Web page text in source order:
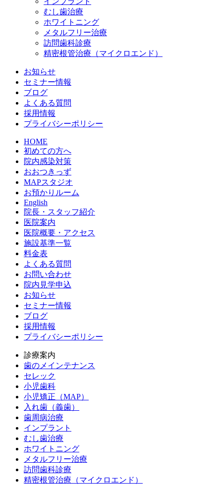
むし歯治療
ホワイトニング
メタルフリー治療
訪問歯科診療
精密根管治療（マイクロエンド）
お知らせ
セミナー情報
ブログ
よくある質問
採用情報
プライバシーポリシー
HOME
初めての方へ
院内感染対策
おおつきっず
MAPスタジオ
お預かりルーム
English
院長・スタッフ紹介
医院案内
医院概要・アクセス
施設基準一覧
料金表
よくある質問
お問い合わせ
院内見学申込
お知らせ
セミナー情報
ブログ
採用情報
プライバシーポリシー
診療案内
歯のメインテナンス
セレック
小児歯科
小児矯正（MAP）
入れ歯（義歯）
歯周病治療
インプラント
むし歯治療
ホワイトニング
メタルフリー治療
訪問歯科診療
精密根管治療（マイクロエンド）